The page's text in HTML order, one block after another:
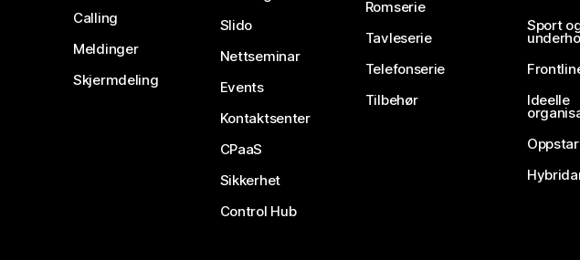
Calling
Meldinger
Skjermdeling
Slido
Nettseminar
Events
Kontaktsenter
CPaaS
Sikkerhet
Control Hub
Romserie
Tavleserie
Telefonserie
Tilbehør
Sport
Ideelle